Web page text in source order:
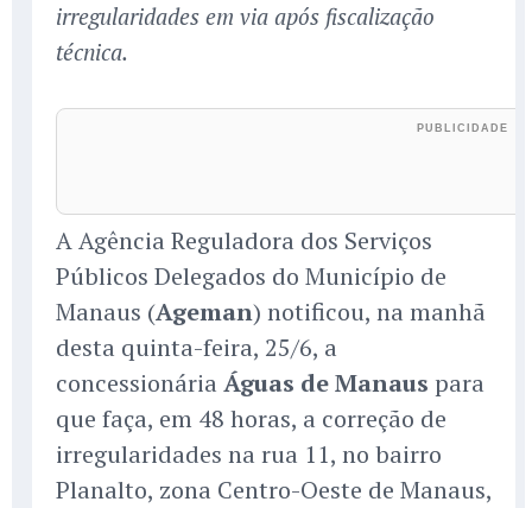
irregularidades em via após fiscalização
técnica.
A Agência Reguladora dos Serviços
Públicos Delegados do Município de
Manaus (Ageman) notificou, na manhã
desta quinta-feira, 25/6, a
concessionária Águas de Manaus para
que faça, em 48 horas, a correção de
irregularidades na rua 11, no bairro
Planalto, zona Centro-Oeste de Manaus,